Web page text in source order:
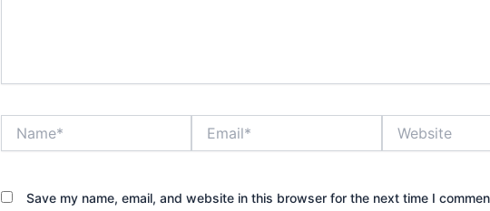
Save my name, email, and website in this browser for the next time I